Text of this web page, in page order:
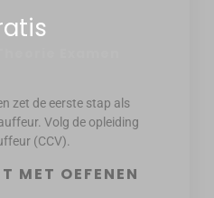
zet de eerste stap als
Volg de opleiding
(CCV).
MET OEFENEN